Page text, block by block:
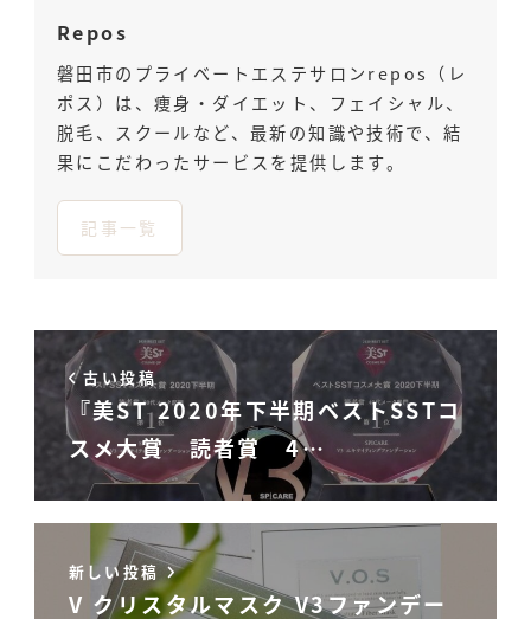
Repos
磐田市のプライベートエステサロンrepos（レ
ポス）は、痩身・ダイエット、フェイシャル、
脱毛、スクールなど、最新の知識や技術で、結
果にこだわったサービスを提供します。
記事一覧
古い投稿
『美ST 2020年下半期ベストSSTコ
スメ大賞 読者賞 4…
新しい投稿
V クリスタルマスク V3ファンデー